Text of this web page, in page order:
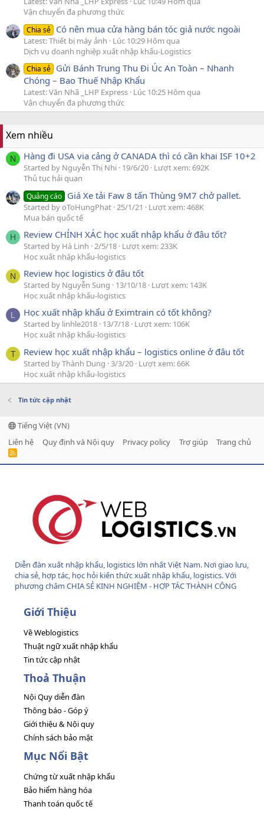
Vận chuyển đa phương thức
Chia sẻ Có nên mua cửa hàng bán tóc giả nước ngoài
Latest: Thiết bị máy ảnh
Lúc 10:29 Hôm qua
Dịch vụ doanh nghiệp xuất nhập khẩu-Logistics
Chia sẻ Gửi Bánh Trung Thu Đi Úc An Toàn – Nhanh
Chóng – Bao Thuế Nhập Khẩu
Latest: Văn Nhã _LHP Express Lúc 10:25 Hôm qua
Vận chuyển đa phương thức
Xem nhiều
N Hàng đi USA via cảng ở CANADA thì có cần khai ISF 10+2
Started by Nguyễn Thị Nhi 19/6/20 Lượt xem: 692K
Thủ tục hải quan
Quảng cáo Giá Xe tải Faw 8 tấn Thùng 9M7 chở pallet.
Started by oToHungPhat 25/1/21
Lượt xem: 468K
Mua bán quốc tế
H Review CHÍNH XÁC học xuất nhập khẩu ở đâu tốt?
Started by Hà Linh 2/5/18 Lượt xem: 233K
Học xuất nhập khẩu-logistics
N Review học logistics ở đâu tốt
Started by Nguyễn Sung 13/10/18 Lượt xem: 143K
Học xuất nhập khẩu-logistics
L Học xuất nhập khẩu ở Eximtrain có tốt không?
Started by linhle2018 13/7/18 Lượt xem: 106K
Học xuất nhập khẩu-logistics
T Review học xuất nhập khẩu – logistics online ở đâu tốt
Started by Thành Dung 3/3/20 Lượt xem: 66K
Học xuất nhập khẩu-logistics
Tin tức cập nhật
Tiếng Việt (VN)
Liên hệ
Quy định và Nội quy Privacy policy Trợ giúp Trang chủ
R
Diễn đàn xuất nhập khẩu, logistics lớn nhất Việt Nam. Nơi giao lưu,
chia sẻ, hợp tác, học hỏi kiến thức xuất nhập khẩu, logistics. Với
phương châm CHIA SẺ KINH NGHIỆM - HỢP TÁC THÀNH CÔNG
Giới Thiệu
Về Weblogistics
Thuật ngữ xuất nhập khẩu
Tin tức cập nhật
Thoả Thuận
Nội Quy diễn đàn
Thông báo - Góp ý
Giới thiệu & Nội quy
Chính sách bảo mật
Mục Nổi Bật
Chứng từ xuất nhập khẩu
Bảo hiểm hàng hóa
Thanh toán quốc tế